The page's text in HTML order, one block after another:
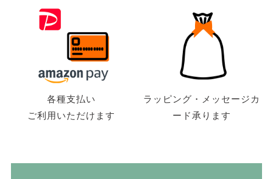
各種支払い
ご利用いただけます
ラッピング・メッセージカ
ード承ります